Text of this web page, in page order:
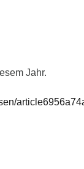
Jahr.